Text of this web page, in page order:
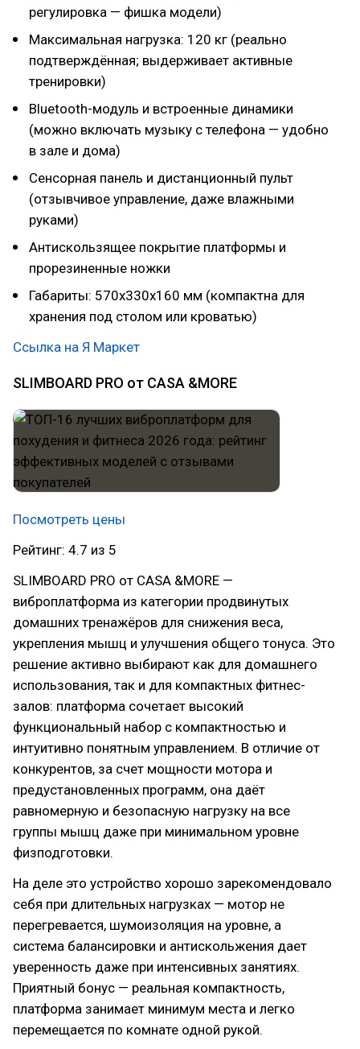
регулировка — фишка модели)
Максимальная нагрузка: 120 кг (реально
подтверждённая; выдерживает активные
тренировки)
Bluetooth-модуль и встроенные динамики
(можно включать музыку с телефона — удобно
в зале и дома)
Сенсорная панель и дистанционный пульт
(отзывчивое управление, даже влажными
руками)
Антискользящее покрытие платформы и
прорезиненные ножки
Габариты: 570x330x160 мм (компактна для
хранения под столом или кроватью)
Ссылка на Я Маркет
SLIMBOARD PRO от CASA &MORE
Посмотреть цены
Рейтинг: 4.7 из 5
SLIMBOARD PRO от CASA &MORE —
виброплатформа из категории продвинутых
домашних тренажёров для снижения веса,
укрепления мышц и улучшения общего тонуса. Это
решение активно выбирают как для домашнего
использования, так и для компактных фитнес-
залов: платформа сочетает высокий
функциональный набор с компактностью и
интуитивно понятным управлением. В отличие от
конкурентов, за счет мощности мотора и
предустановленных программ, она даёт
равномерную и безопасную нагрузку на все
группы мышц даже при минимальном уровне
физподготовки.
На деле это устройство хорошо зарекомендовало
себя при длительных нагрузках — мотор не
перегревается, шумоизоляция на уровне, а
система балансировки и антискольжения дает
уверенность даже при интенсивных занятиях.
Приятный бонус — реальная компактность,
платформа занимает минимум места и легко
перемещается по комнате одной рукой.